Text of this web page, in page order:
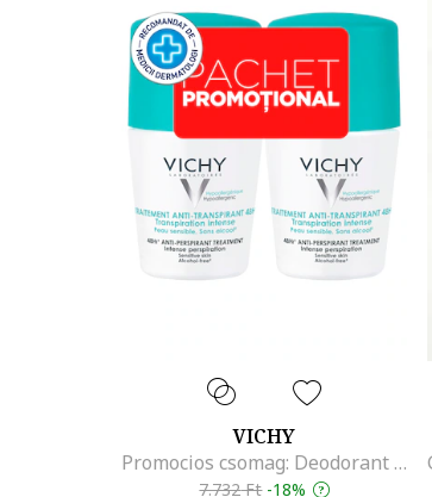
VICHY
Promocios csomag: Deodorant roll-on izzadasgatlo 50 ml - 87854
7.732Ft -18%